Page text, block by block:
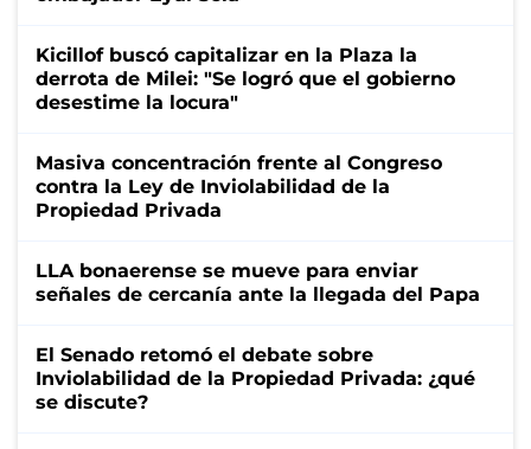
Kicillof buscó capitalizar en la Plaza la
derrota de Milei: "Se logró que el gobierno
desestime la locura"
Masiva concentración frente al Congreso
contra la Ley de Inviolabilidad de la
Propiedad Privada
LLA bonaerense se mueve para enviar
señales de cercanía ante la llegada del Papa
El Senado retomó el debate sobre
Inviolabilidad de la Propiedad Privada: ¿qué
se discute?